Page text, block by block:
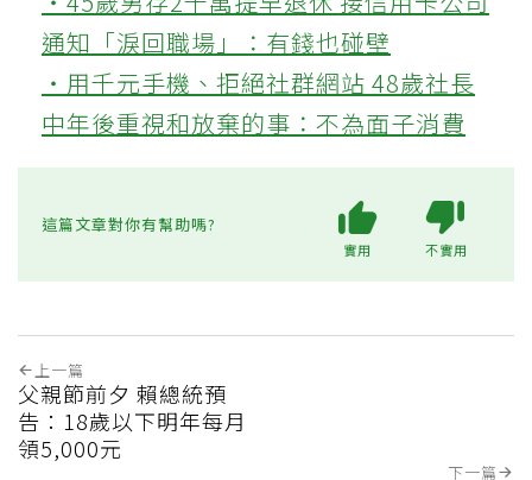
通知「淚回職場」：有錢也碰壁
‧用千元手機、拒絕社群網站 48歲社長
中年後重視和放棄的事：不為面子消費
這篇文章對你有幫助嗎?
實用 不實用
上一篇
父親節前夕 賴總統預
告：18歲以下明年每月
領5,000元
下一篇